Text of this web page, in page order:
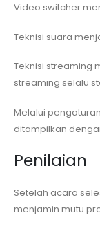
Video switcher
Teknisi suara
Teknisi streaming
streaming selalu
Melalui
ditampilkan
Penilaian
Setelah acara
menjamin mutu